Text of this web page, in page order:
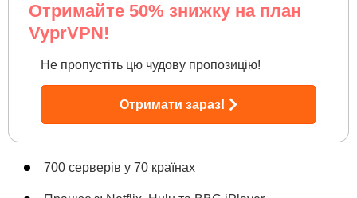
Отримайте 50% знижку на план
VyprVPN!
Не пропустіть цю чудову пропозицію!
Отримати зараз!
700 серверів у 70 країнах